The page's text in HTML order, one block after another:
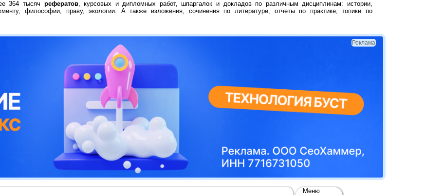
364 тысяч рефератов, курсовых и дипломных работ, шпаргалок и докладов по различным дисциплинам: истории,
философии, праву, экологии. А также изложения, сочинения по литературе, отчеты по практике, топики по
Реклама
Меню